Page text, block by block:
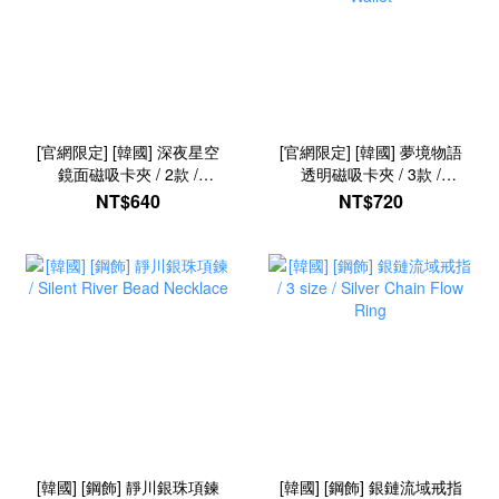
[官網限定] [韓國] 深夜星空
鏡面磁吸卡夾 / 2款 /
Midnight Starry MagSafe
Card Wallet
NT$640
[官網限定] [韓國] 夢境物語
透明磁吸卡夾 / 3款 /
Dreamscape MagSafe
Card Wallet
NT$720
[韓國] [鋼飾] 靜川銀珠項鍊
[韓國] [鋼飾] 銀鏈流域戒指